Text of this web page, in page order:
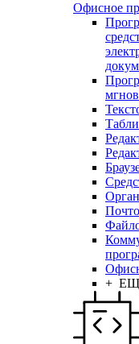
Офисное
+